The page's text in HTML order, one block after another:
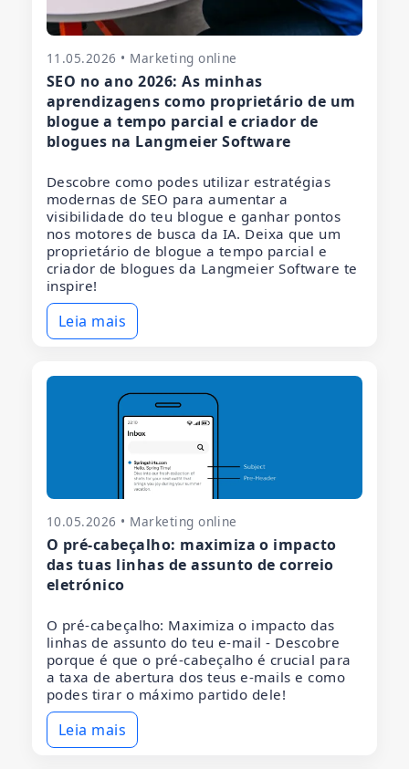
11.05.2026 • Marketing online
SEO no ano 2026: As minhas
aprendizagens como proprietário de um
blogue a tempo parcial e criador de
blogues na Langmeier Software
Descobre como podes utilizar estratégias
modernas de SEO para aumentar a
visibilidade do teu blogue e ganhar pontos
nos motores de busca da IA. Deixa que um
proprietário de blogue a tempo parcial e
criador de blogues da Langmeier Software te
inspire!
Leia mais
10.05.2026 • Marketing online
O pré-cabeçalho: maximiza o impacto
das tuas linhas de assunto de correio
eletrónico
O pré-cabeçalho: Maximiza o impacto das
linhas de assunto do teu e-mail - Descobre
porque é que o pré-cabeçalho é crucial para
a taxa de abertura dos teus e-mails e como
podes tirar o máximo partido dele!
Leia mais